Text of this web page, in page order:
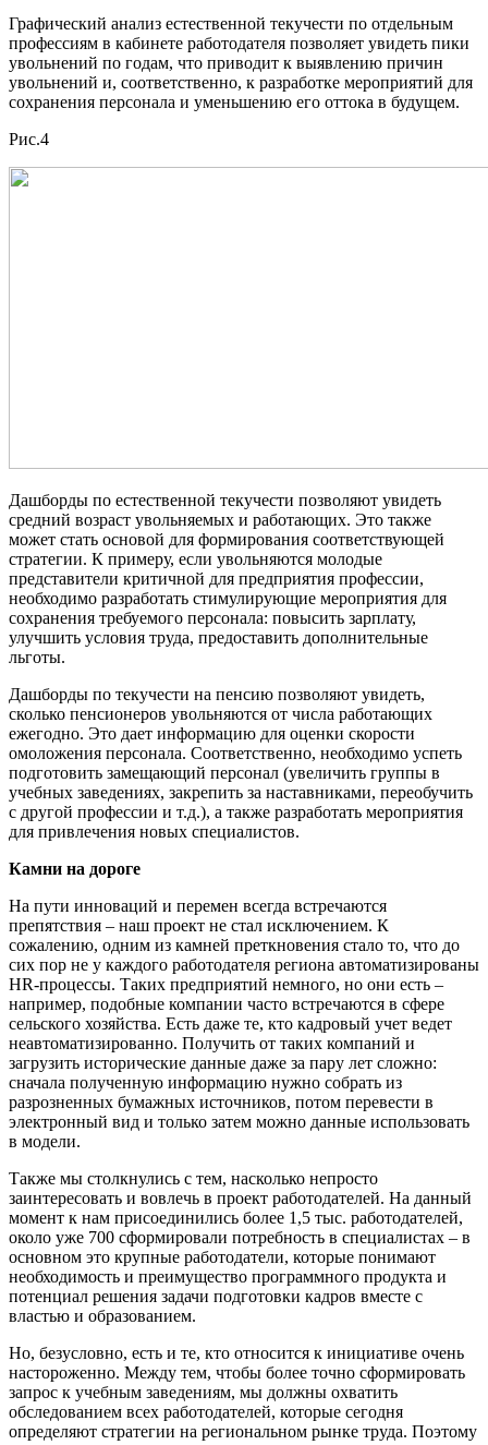
Графический анализ естественной текучести по отдельным
профессиям в кабинете работодателя позволяет увидеть пики
увольнений по годам, что приводит к выявлению причин
увольнений и, соответственно, к разработке мероприятий для
сохранения персонала и уменьшению его оттока в будущем.
Рис.4
Дашборды по естественной текучести позволяют увидеть
средний возраст увольняемых и работающих. Это также
может стать основой для формирования соответствующей
стратегии. К примеру, если увольняются молодые
представители критичной для предприятия профессии,
необходимо разработать стимулирующие мероприятия для
сохранения требуемого персонала: повысить зарплату,
улучшить условия труда, предоставить дополнительные
льготы.
Дашборды по текучести на пенсию позволяют увидеть,
сколько пенсионеров увольняются от числа работающих
ежегодно. Это дает информацию для оценки скорости
омоложения персонала. Соответственно, необходимо успеть
подготовить замещающий персонал (увеличить группы в
учебных заведениях, закрепить за наставниками, переобучить
с другой профессии и т.д.), а также разработать мероприятия
для привлечения новых специалистов.
Камни на дороге
На пути инноваций и перемен всегда встречаются
препятствия – наш проект не стал исключением. К
сожалению, одним из камней преткновения стало то, что до
сих пор не у каждого работодателя региона автоматизированы
HR-процессы. Таких предприятий немного, но они есть –
например, подобные компании часто встречаются в сфере
сельского хозяйства. Есть даже те, кто кадровый учет ведет
неавтоматизированно. Получить от таких компаний и
загрузить исторические данные даже за пару лет сложно:
сначала полученную информацию нужно собрать из
разрозненных бумажных источников, потом перевести в
электронный вид и только затем можно данные использовать
в модели.
Также мы столкнулись с тем, насколько непросто
заинтересовать и вовлечь в проект работодателей. На данный
момент к нам присоединились более 1,5 тыс. работодателей,
около уже 700 сформировали потребность в специалистах – в
основном это крупные работодатели, которые понимают
необходимость и преимущество программного продукта и
потенциал решения задачи подготовки кадров вместе с
властью и образованием.
Но, безусловно, есть и те, кто относится к инициативе очень
настороженно. Между тем, чтобы более точно сформировать
запрос к учебным заведениям, мы должны охватить
обследованием всех работодателей, которые сегодня
определяют стратегии на региональном рынке труда. Поэтому